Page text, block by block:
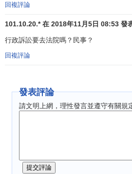
行政訴訟法的基本原則
行政訴訟的基本原則有：
政案件獨立行使審判權，不受行政機
干涉。”行政訴訟法的上述規定，確
2、以事實為根據，以法律為準繩
回複評論
101.10.20.* 在 2018年11月5日 08:53 發
行政訴訟要去法院嗎？民事？
回複評論
發表評論
請文明上網，理性發言並遵守有關規